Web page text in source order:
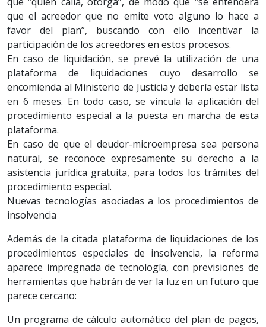
que el acreedor que no emite voto alguno lo hace a
favor del plan”, buscando con ello incentivar la
participación de los acreedores en estos procesos.
En caso de liquidación, se prevé la utilización de una
plataforma de liquidaciones cuyo desarrollo se
encomienda al Ministerio de Justicia y debería estar lista
en 6 meses. En todo caso, se vincula la aplicación del
procedimiento especial a la puesta en marcha de esta
plataforma.
En caso de que el deudor-microempresa sea persona
natural, se reconoce expresamente su derecho a la
asistencia jurídica gratuita, para todos los trámites del
procedimiento especial.
Nuevas tecnologías asociadas a los procedimientos de
insolvencia
Además de la citada plataforma de liquidaciones de los
procedimientos especiales de insolvencia, la reforma
aparece impregnada de tecnología, con previsiones de
herramientas que habrán de ver la luz en un futuro que
parece cercano:
Un programa de cálculo automático del plan de pagos,